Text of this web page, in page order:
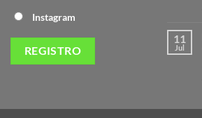
Instagram
11
Jul